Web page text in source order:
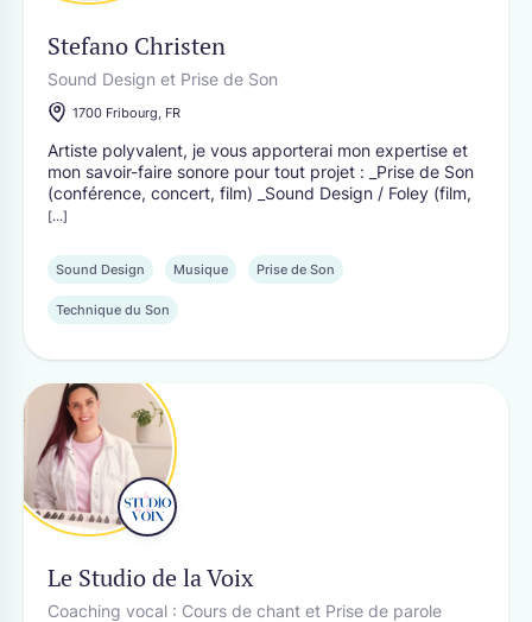
Stefano Christen
Sound Design et Prise de Son
1700 Fribourg, FR
Artiste polyvalent, je vous apporterai mon expertise et
mon savoir-faire sonore pour tout projet : _Prise de Son
(conférence, concert, film) _Sound Design / Foley (film,
[...]
Sound Design Musique Prise de Son
Technique du Son
Le Studio de la Voix
Coaching vocal : Cours de chant et Prise de parole
CANTONS
Berne
Fribourg
Jura
Valais
Vaud